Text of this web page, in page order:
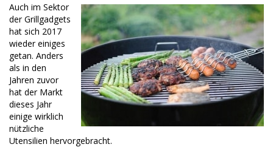
Auch im Sektor
der Grillgadgets
hat sich 2017
wieder einiges
getan. Anders
als in den
Jahren zuvor
hat der Markt
dieses Jahr
einige wirklich
nützliche
Utensilien hervorgebracht.